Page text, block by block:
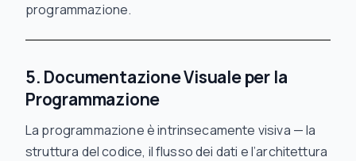
programmazione.
5. Documentazione Visuale per la
Programmazione
La programmazione è intrinsecamente visiva — la
struttura del codice, il flusso dei dati e l’architettura